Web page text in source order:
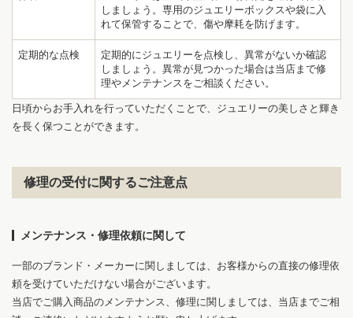
しましょう。専用のジュエリーボックスや袋に入
れて保管することで、傷や摩耗を防げます。
定期的な点検
定期的にジュエリーを点検し、異常がないか確認
しましょう。異常が見つかった場合は当店まで修
理やメンテナンスをご相談ください。
日頃からお手入れを行っていただくことで、ジュエリーの美しさと輝き
を長く保つことができます。
修理の受付に関するご注意点
メンテナンス・修理依頼に関して
一部のブランド・メーカーに関しましては、お客様からの直接の修理依
頼を受けていただけない場合がございます。
当店でご購入商品のメンテナンス、修理に関しましては、当店までご相